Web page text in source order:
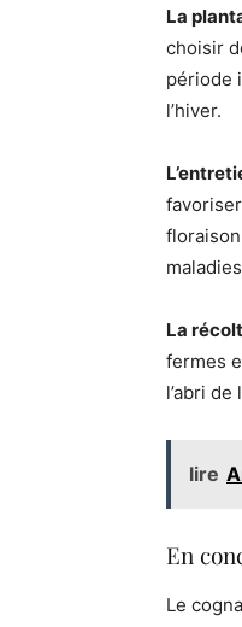
La
choisir
période
l’hiver.
La
fermes
l’abri
lire
En
Le